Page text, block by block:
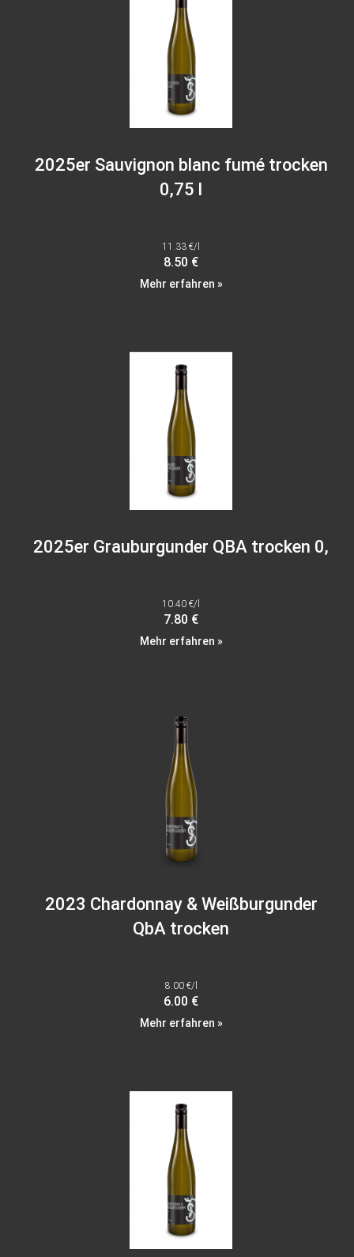
2025er Sauvignon blanc fumé trocken
0,75 l
11.33 €/l
8.50 €
Mehr erfahren »
2025er Grauburgunder QBA trocken 0,
10.40 €/l
7.80 €
Mehr erfahren »
2023 Chardonnay & Weißburgunder
QbA trocken
8.00 €/l
6.00 €
Mehr erfahren »